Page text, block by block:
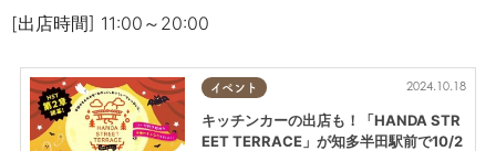
[出店時間] 11:00～20:00
イベント 2024.10.18
キッチンカーの出店も！「HANDA STR
EET TERRACE」が知多半田駅前で10/2